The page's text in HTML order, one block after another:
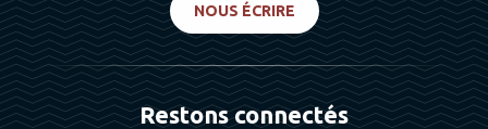
NOUS ÉCRIRE
Restons connectés